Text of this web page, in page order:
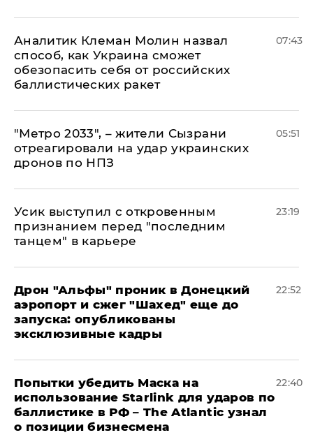
Аналитик Клеман Молин назвал
способ, как Украина сможет
обезопасить себя от российских
баллистических ракет
07:43
"Метро 2033", – жители Сызрани
отреагировали на удар украинских
дронов по НПЗ
05:51
Усик выступил с откровенным
признанием перед "последним
танцем" в карьере
23:19
Дрон "Альфы" проник в Донецкий
аэропорт и сжег "Шахед" еще до
запуска: опубликованы
эксклюзивные кадры
22:52
Попытки убедить Маска на
использование Starlink для ударов по
баллистике в РФ – The Atlantic узнал
о позиции бизнесмена
22:40